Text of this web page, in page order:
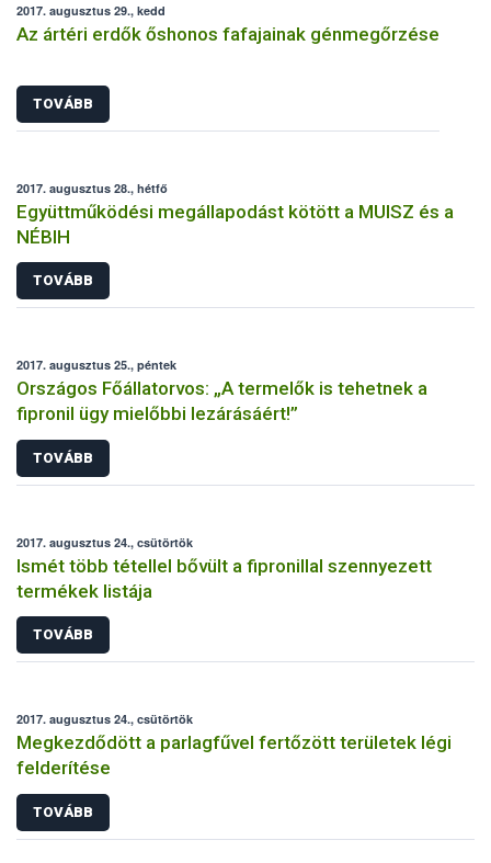
2017. augusztus 29., kedd
Az ártéri erdők őshonos fafajainak génmegőrzése
TOVÁBB
2017. augusztus 28., hétfő
Együttműködési megállapodást kötött a MUISZ és a
NÉBIH
TOVÁBB
2017. augusztus 25., péntek
Országos Főállatorvos: „A termelők is tehetnek a
fipronil ügy mielőbbi lezárásáért!”
TOVÁBB
2017. augusztus 24., csütörtök
Ismét több tétellel bővült a fipronillal szennyezett
termékek listája
TOVÁBB
2017. augusztus 24., csütörtök
Megkezdődött a parlagfűvel fertőzött területek légi
felderítése
TOVÁBB